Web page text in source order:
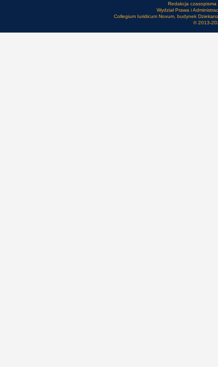
Redakcja
Wydział Prawa i
Collegium Iuridicum Novum, budynek
© 2013-